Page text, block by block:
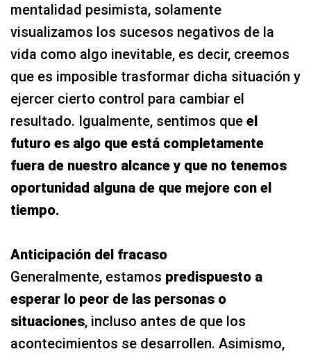
mentalidad pesimista, solamente
visualizamos los sucesos negativos de la
vida como algo inevitable, es decir, creemos
que es imposible trasformar dicha situación y
ejercer cierto control para cambiar el
resultado. Igualmente, sentimos que el
futuro es algo que está completamente
fuera de nuestro alcance y que no tenemos
oportunidad alguna de que mejore con el
tiempo.
Anticipación del fracaso
Generalmente, estamos predispuesto a
esperar lo peor de las personas o
situaciones, incluso antes de que los
acontecimientos se desarrollen. Asimismo,